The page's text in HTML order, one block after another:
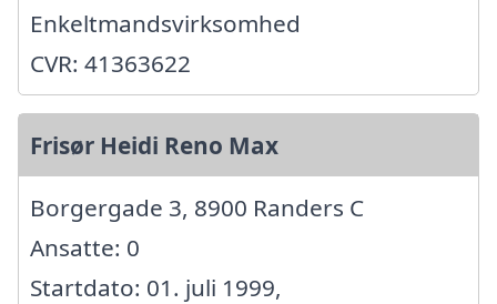
Enkeltmandsvirksomhed
CVR: 41363622
Frisør Heidi Reno Max
Borgergade 3, 8900 Randers C
Ansatte: 0
Startdato: 01. juli 1999,